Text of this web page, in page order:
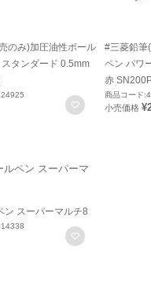
のみ)加圧油性ボール
タンダード 0.5mm
お気に入りに
#三菱鉛筆
ペン パワ
赤
商品コード
小売価格
ン スーパーマルチ8
お気に入りに